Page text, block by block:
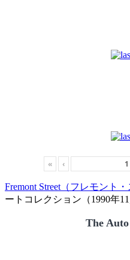
« ‹
Fremont Street（フレモント・
ートコレクション（1990年11
The